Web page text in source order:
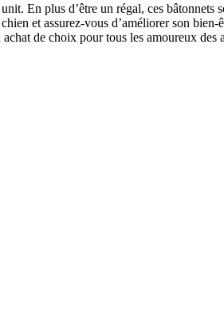
En plus d’être un régal, ces bâtonnets
et assurez-vous d’améliorer son bien-
de choix pour tous les amoureux des